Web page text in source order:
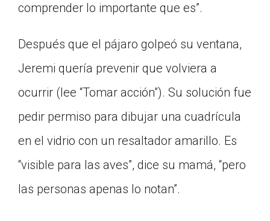
comprender lo importante que es”.
Después que el pájaro golpeó su ventana,
Jeremi quería prevenir que volviera a
ocurrir (lee “Tomar acción”). Su solución fue
pedir permiso para dibujar una cuadrícula
en el vidrio con un resaltador amarillo. Es
“visible para las aves”, dice su mamá, “pero
las personas apenas lo notan”.